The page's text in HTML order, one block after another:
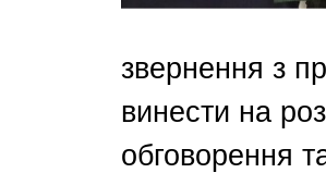
звернення з
винести на
обговорення